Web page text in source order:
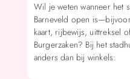
Wil je weten wanneer het
Barneveld open
kaart, rijbewijs, uittreksel
Burgerzaken? Bij het
anders dan bij winkels: